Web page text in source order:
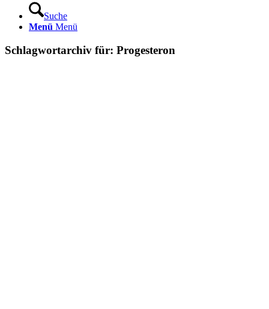
Suche
Menü Menü
Schlagwortarchiv für: Progesteron